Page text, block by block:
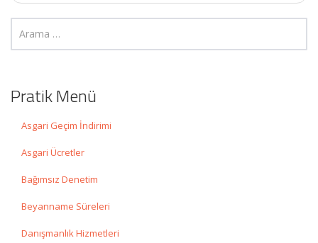
Pratik Menü
Asgari Geçim İndirimi
Asgari Ücretler
Bağımsız Denetim
Beyanname Süreleri
Danışmanlık Hizmetleri